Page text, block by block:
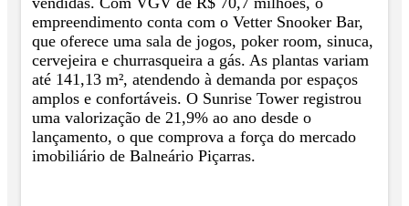
empreendimento conta com o Vetter Snooker Bar,
que oferece uma sala de jogos, poker room, sinuca,
cervejeira e churrasqueira a gás. As plantas variam
até 141,13 m², atendendo à demanda por espaços
amplos e confortáveis. O Sunrise Tower registrou
uma valorização de 21,9% ao ano desde o
lançamento, o que comprova a força do mercado
imobiliário de Balneário Piçarras.